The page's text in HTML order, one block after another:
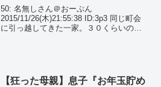
されてる意味が分からないよう
で…
50: 名無しさん＠おーぷん
2015/11/26(木)21:55:38 ID:3p3 同じ町会
に引っ越してきた一家。３０くらいの無
【狂った母親】息子『お年玉貯め